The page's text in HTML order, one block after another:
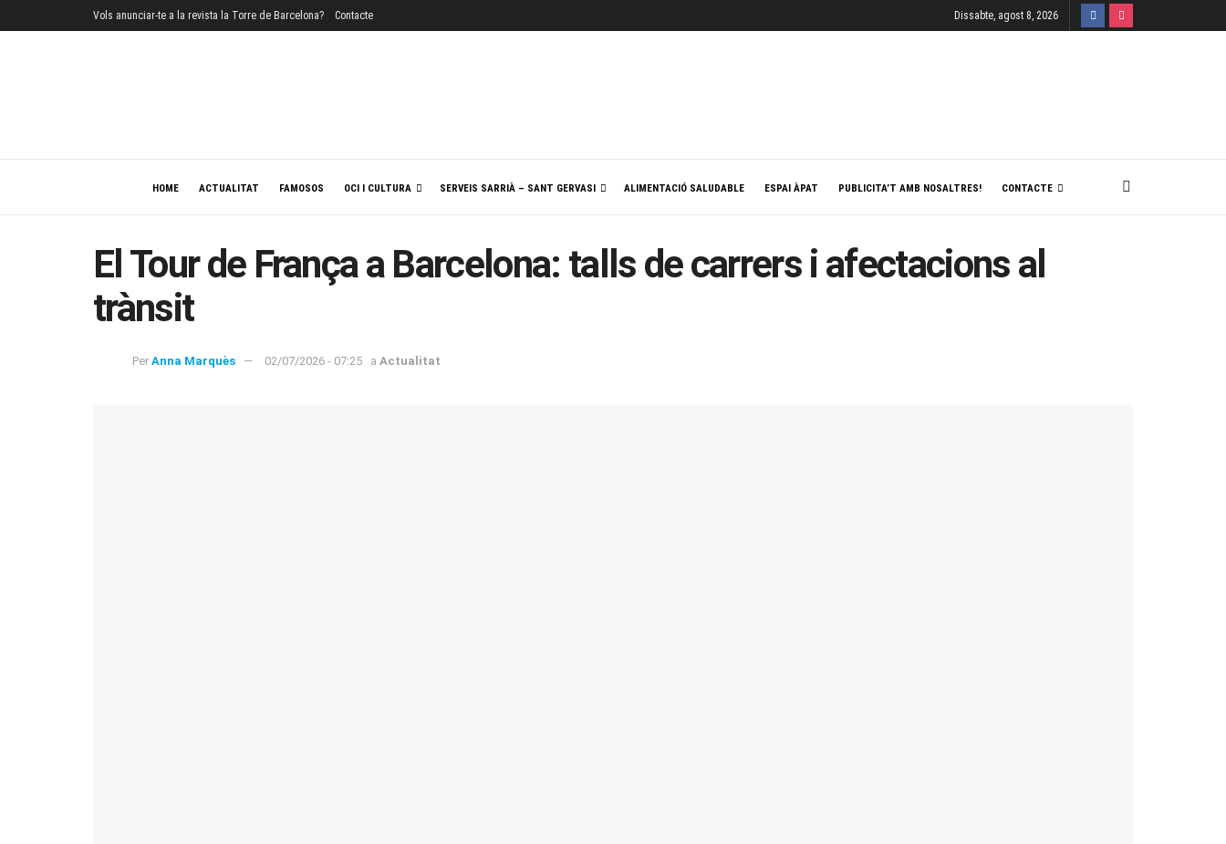
Vols anunciar-te a la revista la Torre de Barcelona? Contacte Dissabte, agost 8, 2026
HOME ACTUALITAT FAMOSOS OCI I CULTURA SERVEIS SARRIÀ – SANT GERVASI ALIMENTACIÓ SALUDABLE ESPAI ÀPAT PUBLICITA’T AMB NOSALTRES! CONTACTE
El Tour de França a Barcelona: talls de carrers i afectacions al
trànsit
Per Anna Marquès 02/07/2026 - 07:25 a Actualitat